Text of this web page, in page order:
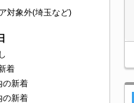
対象外(埼玉など)
着
の新着
の新着